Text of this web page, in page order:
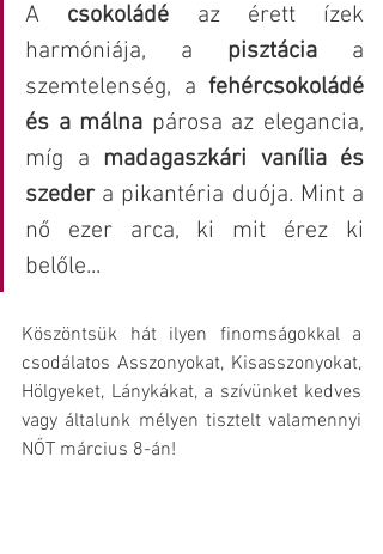
A csokoládé az érett ízek
harmóniája, a pisztácia a
szemtelenség, a fehércsokoládé
és a málna párosa az elegancia,
míg a madagaszkári vanília és
szeder a pikantéria duója. Mint a
nő ezer arca, ki mit érez ki
belőle...
Köszöntsük hát ilyen finomságokkal a
csodálatos Asszonyokat, Kisasszonyokat,
Hölgyeket, Lánykákat, a szívünket kedves
vagy általunk mélyen tisztelt valamennyi
NŐT március 8-án!